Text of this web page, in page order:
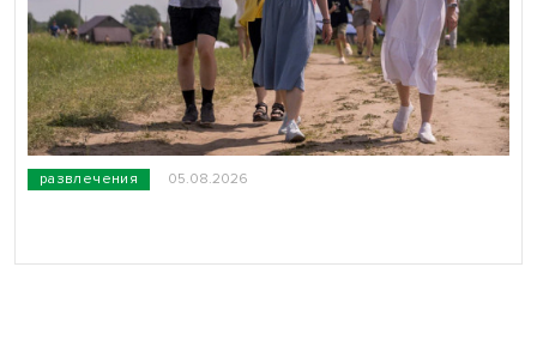
развлечения 05.08.2026